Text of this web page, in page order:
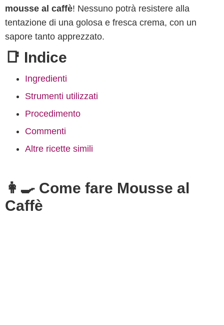
mousse al caffè! Nessuno potrà resistere alla
tentazione di una golosa e fresca crema, con un
sapore tanto apprezzato.
📑 Indice
Ingredienti
Strumenti utilizzati
Procedimento
Commenti
Altre ricette simili
👩‍🍳 Come fare Mousse al
Caffè